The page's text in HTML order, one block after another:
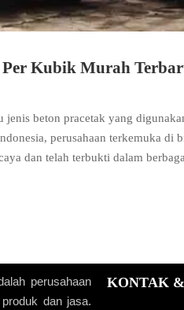
Kubik Murah
jenis beton pracetak yang
perusahaan terkemuka di
dan telah terbukti dalam
perusahaan
dan jasa.
KONTAK